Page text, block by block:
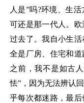
人是”吗?环境、生
可还是那一代人。
过去了。我自小生
全是厂房、住宅和
之前，我不是如古
怯”，因为无法辨认
乎每次都迷路，最